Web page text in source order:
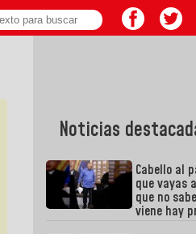
Noticias
Cabello al
que vayas
que no
viene hay